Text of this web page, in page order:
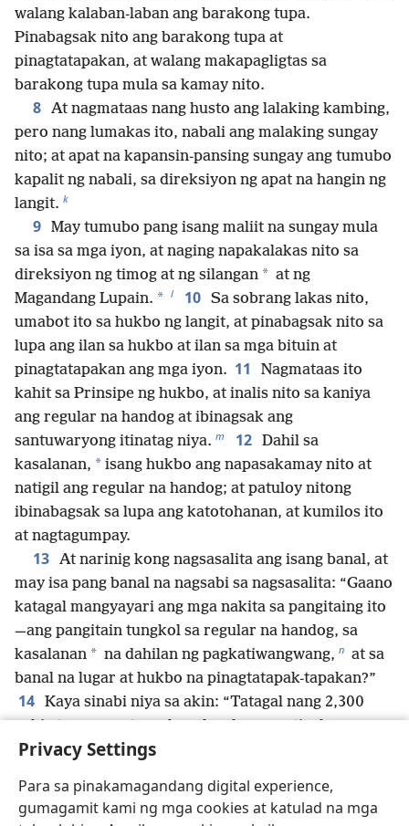
Privacy Settings
Para sa pinakamagandang digital experience,
gumagamit kami ng mga cookies at katulad na mga
walang kalaban-laban ang barakong tupa.
Pinabagsak nito ang barakong tupa at
pinagtatapakan, at walang makapagligtas sa
barakong tupa mula sa kamay nito.
8 At nagmataas nang husto ang lalaking kambing,
pero nang lumakas ito, nabali ang malaking sungay
nito; at apat na kapansin-pansing sungay ang tumubo
kapalit ng nabali, sa direksiyon ng apat na hangin ng
langit. k
9 May tumubo pang isang maliit na sungay mula
sa isa sa mga iyon, at naging napakalakas nito sa
direksiyon ng timog at ng silangan * at ng
Magandang Lupain. * l 10 Sa sobrang lakas nito,
umabot ito sa hukbo ng langit, at pinabagsak nito sa
lupa ang ilan sa hukbo at ilan sa mga bituin at
pinagtatapakan ang mga iyon. 11
Nagmataas ito
kahit sa Prinsipe ng hukbo, at inalis nito sa kaniya
ang regular na handog at ibinagsak ang
santuwaryong itinatag niya. m 12 Dahil sa
kasalanan, * isang hukbo ang napasakamay nito at
natigil ang regular na handog; at patuloy nitong
ibinabagsak sa lupa ang katotohanan, at kumilos ito
at nagtagumpay.
13 At narinig kong nagsasalita ang isang banal, at
may isa pang banal na nagsabi sa nagsasalita: “Gaano
katagal mangyayari ang mga nakita sa pangitaing ito
—ang pangitain tungkol sa regular na handog, sa
kasalanan * na dahilan ng pagkatiwangwang, n at sa
banal na lugar at hukbo na pinagtatapak-tapakan?”
14 Kaya sinabi niya sa akin: “Tatagal nang 2,300
gabi at umaga; at ang banal na lugar ay tiyak na
ibabalik sa nararapat na kalagayan nito.”
pangitain at sinisikap ko itong maintindihan, biglang
lumitaw sa harap ko ang isang gaya ng tao.
16 At